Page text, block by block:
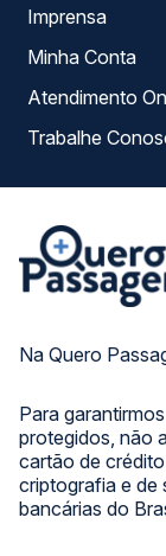
Na Quero
Para
protegidos, não
cartão de
criptografia e de
bancárias do
Imprensa
Minha Conta
Trabalhe